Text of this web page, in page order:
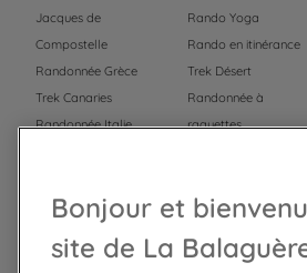
Jacques de
Compostelle
Randonnée Grèce
Trek Canaries
Randonnée Italie
Trek Mauritanie
Rando Yoga
Rando en itinérance
Trek Désert
Randonnée à
raquettes
Trek
Bonjour et
site de La